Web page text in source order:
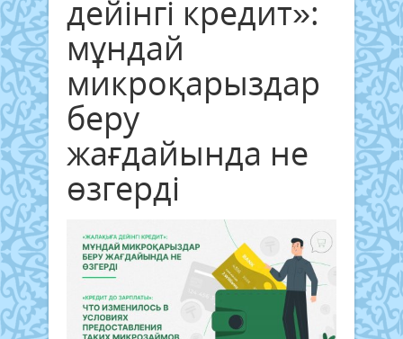
дейінгі кредит»:
мұндай
микроқарыздар
беру
жағдайында не
өзгерді